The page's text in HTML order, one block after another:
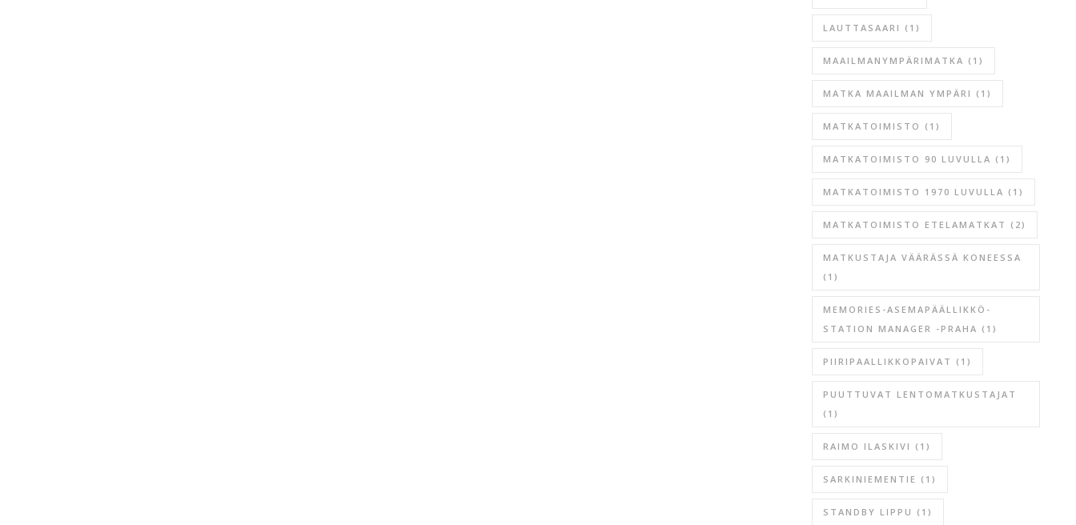
LAUTTASAARI (1)
MAAILMANYMPÄRIMATKA (1)
MATKA MAAILMAN YMPÄRI (1)
MATKATOIMISTO (1)
MATKATOIMISTO 90 LUVULLA (1)
MATKATOIMISTO 1970 LUVULLA (1)
MATKATOIMISTO ETELAMATKAT (2)
MATKUSTAJA VÄÄRÄSSÄ KONEESSA
(1)
MEMORIES-ASEMAPÄÄLLIKKÖ-
STATION MANAGER -PRAHA (1)
PIIRIPAALLIKKOPAIVAT (1)
PUUTTUVAT LENTOMATKUSTAJAT
(1)
RAIMO ILASKIVI (1)
SARKINIEMENTIE (1)
STANDBY LIPPU (1)